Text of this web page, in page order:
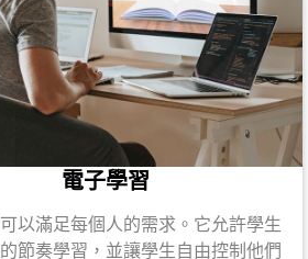
電子學習
以滿足每個人的需求。它允許學生
節奏學習，並讓學生自由控制他們